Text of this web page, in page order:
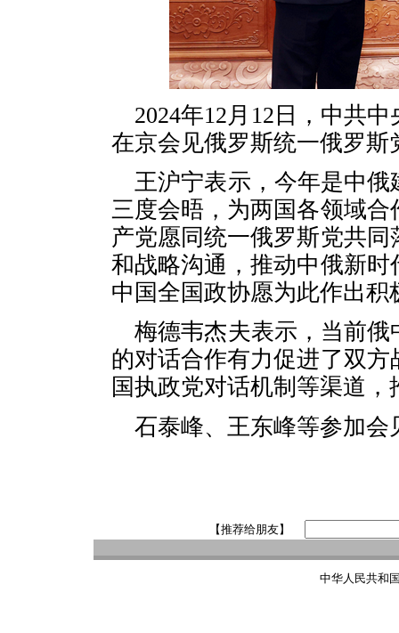
2024年12月12日，中共
在京会见俄罗斯统一俄罗斯
王沪宁表示，今年是中
三度会晤，为两国各领域
产党愿同统一俄罗斯党共
和战略沟通，推动中俄新
中国全国政协愿为此作出积
梅德韦杰夫表示，当前
的对话合作有力促进了双
国执政党对话机制等渠道
石泰峰、王东峰等参加会
【推荐给朋友】
中华人民共和